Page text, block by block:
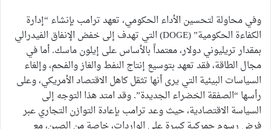
وفي محاولة لتحسين الأداء الحكومي، تعهد ترامب بإنشاء “إدارة
الكفاءة الحكومية” (DOGE) التي تهدف إلى خفض الإنفاق الفيدرالي
بمقدار تريليوني دولار، معتمداً بالأساس على إيلون ماسك. أما في
مجال الطاقة، فقد تعهد بتوسيع إنتاج النفط والغاز والفحم، وإلغاء
السياسات البيئية التي يرى أنها تثقل كاهل الاقتصاد الأمريكي، وعلى
رأسها “الصفقة الخضراء الجديدة”. وقد امتد هذا التوجه إلى
السياسة الاقتصادية، حيث وعد ترامب بإعادة التوازن التجاري عبر